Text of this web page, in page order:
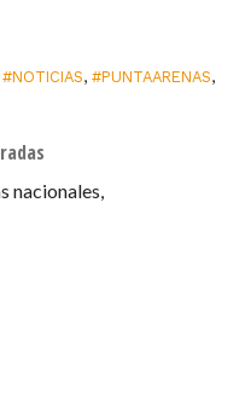
#NOTICIAS,#PUNTAARENAS,
nacionales,